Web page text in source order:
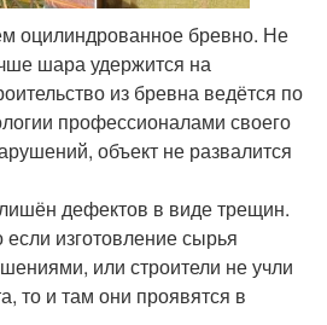
оцилиндрованное бревно. Не
шара удержится на
из бревна ведётся по
профессионалами своего
объект не развалится
дефектов в виде трещин.
изготовление сырья
или строители не учли
то и там они проявятся в